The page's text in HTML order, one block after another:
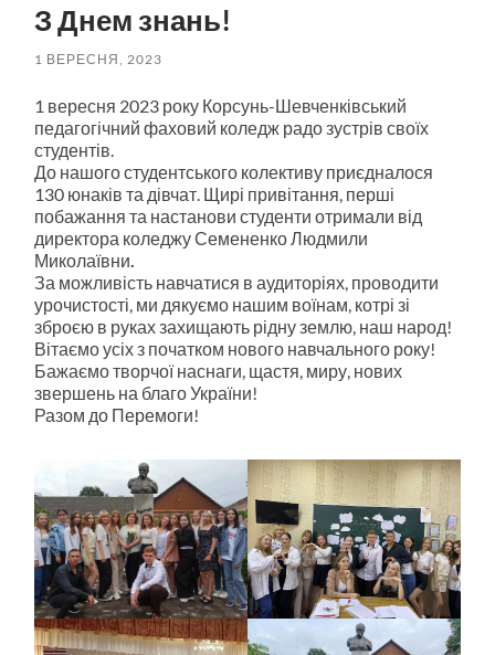
З Днем знань!
1 ВЕРЕСНЯ, 2023
1 вересня 2023 року Корсунь-Шевченківський
педагогічний фаховий коледж радо зустрів своїх
студентів.
До нашого студентського колективу приєдналося
130 юнаків та дівчат. Щирі привітання, перші
побажання та настанови студенти отримали від
директора коледжу Семененко Людмили
Миколаївни
За можливість навчатися в аудиторіях, проводити
урочистості, ми дякуємо нашим воїнам, котрі зі
зброєю в руках захищають рідну землю, наш народ!
Вітаємо усіх з початком нового навчального року!
Бажаємо творчої наснаги, щастя, миру, нових
звершень на благо України!
Разом до Перемоги!